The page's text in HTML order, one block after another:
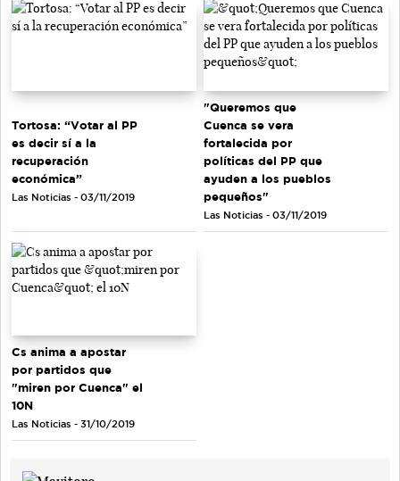
Tortosa: “Votar al PP
es decir sí a la
recuperación
económica”
Las Noticias - 03/11/2019
"Queremos que
Cuenca se vera
fortalecida por
políticas del PP que
ayuden a los pueblos
pequeños"
Las Noticias - 03/11/2019
Cs anima a apostar
por partidos que
"miren por Cuenca" el
10N
Las Noticias - 31/10/2019